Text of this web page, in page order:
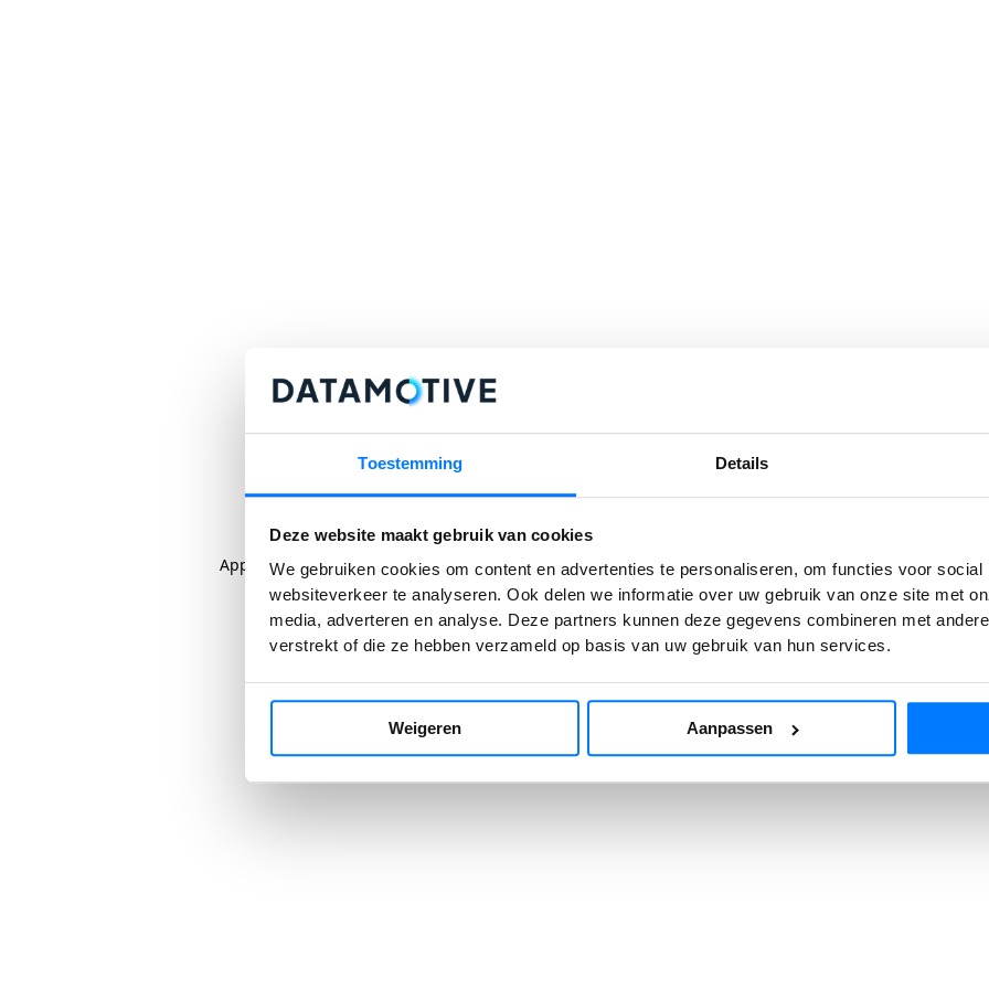
Toestemming Details
Deze website maakt gebruik van cookies
We gebruiken cookies om content en advertenties te personaliseren, om functies voor
websiteverkeer te analyseren. Ook delen we informatie over uw gebruik van onze site met
media, adverteren en analyse. Deze partners kunnen deze gegevens combineren met
verstrekt of die ze hebben verzameld op basis van uw gebruik van hun services.
Weigeren Aanpassen
Application error: aclient-side exception has occurred while loadingwww.datamotive.digital(see the